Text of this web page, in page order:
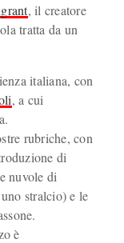
, il creatore
tratta da un
italiana, con
, a cui
rubriche, con
di
nuvole di
stralcio) e le
è